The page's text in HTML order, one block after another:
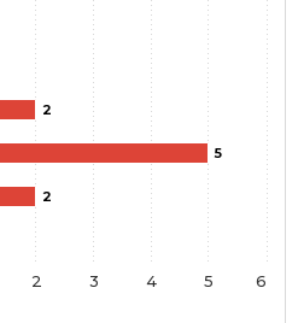
2
5
2
2 3 4 5 6